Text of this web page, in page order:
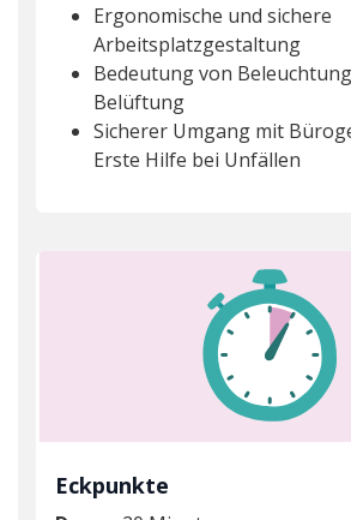
Ergonomische und sichere
Arbeitsplatzgestaltung
Bedeutung von
Belüftung
Sicherer Umgang mit
Erste Hilfe bei Unfällen
Eckpunkte